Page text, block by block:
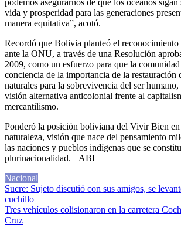
podemos asegurarnos de que los océanos
vida y prosperidad para las generaciones
manera equitativa”, acotó.
Recordó que Bolivia planteó el reconocimiento
ante la ONU, a través de una Resolución
2009, como un esfuerzo para que la
conciencia de la importancia de la restauración
naturales para la sobrevivencia del ser
visión alternativa anticolonial frente al
mercantilismo.
Ponderó la posición boliviana del Vivir Bien
naturaleza, visión que nace del pensamiento
las naciones y pueblos indígenas que se
plurinacionalidad. || ABI
Nacional
Navegación
de
entradas
Sucre: Sujeto discutió con sus amigos, se
cuchillo
Tres vehículos colisionaron en la carretera
Cruz